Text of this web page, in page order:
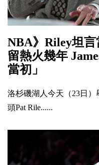
NBA》Riley坦
留熱火幾年
當初」
洛杉磯湖人今天（23日）
頭Pat Rile......